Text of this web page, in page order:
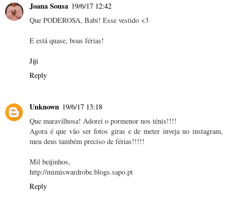
Joana Sousa 19/6/17 12:42
Que PODEROSA, Babi! Esse vestido <3
E está quase, boas férias!
Jiji
Reply
Unknown 19/6/17 13:18
Que maravilhosa! Adorei o pormenor nos ténis!!!!
Agora é que vão ser fotos giras e de meter inveja no instagram,
meu deus também preciso de férias!!!!!
Mil beijinhos,
http://mimiswardrobe.blogs.sapo.pt
Reply